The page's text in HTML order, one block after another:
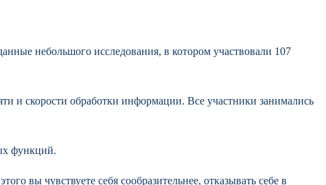
небольшого исследования, в котором участвовали 107
и скорости обработки информации. Все участники занимались
функций.
вы чувствуете себя сообразительнее, отказывать себе в